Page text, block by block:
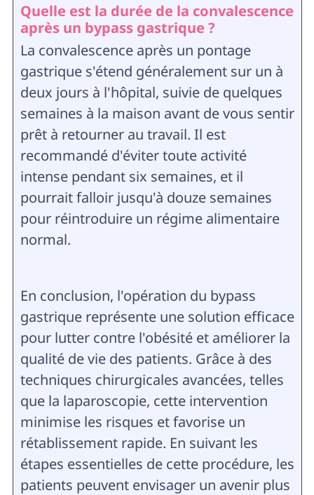
Quelle est la durée de la convalescence
après un bypass gastrique ?
La convalescence après un pontage
gastrique s'étend généralement sur un à
deux jours à l'hôpital, suivie de quelques
semaines à la maison avant de vous sentir
prêt à retourner au travail. Il est
recommandé d'éviter toute activité
intense pendant six semaines, et il
pourrait falloir jusqu'à douze semaines
pour réintroduire un régime alimentaire
normal.
En conclusion, l'opération du bypass
gastrique représente une solution efficace
pour lutter contre l'obésité et améliorer la
qualité de vie des patients. Grâce à des
techniques chirurgicales avancées, telles
que la laparoscopie, cette intervention
minimise les risques et favorise un
rétablissement rapide. En suivant les
étapes essentielles de cette procédure, les
patients peuvent envisager un avenir plus